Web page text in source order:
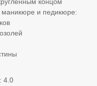
и педикюре:
4.0